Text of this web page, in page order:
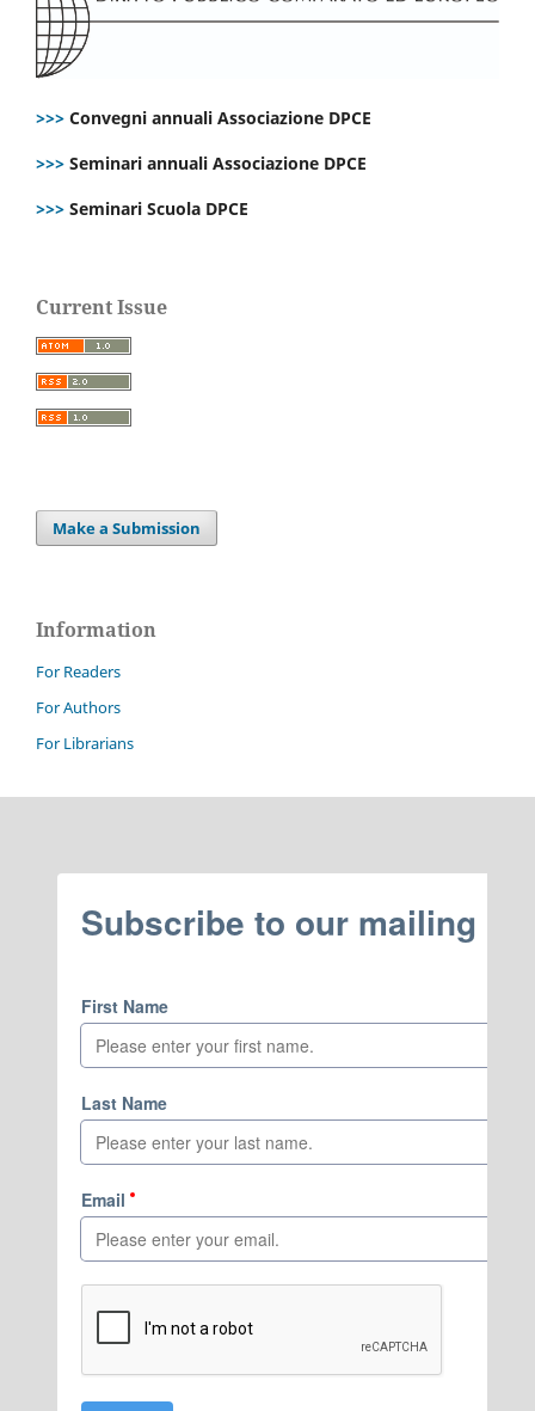
>>> Convegni annuali Associazione DPCE
>>> Seminari annuali Associazione DPCE
>>> Seminari Scuola DPCE
Current Issue
Make a Submission
Information
For Readers
For Authors
For Librarians